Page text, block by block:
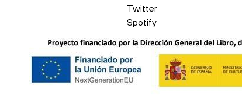
Twitter
Spotify